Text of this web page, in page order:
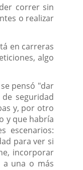
correr sin
o realizar
en carreras
algo
pensó "dar
seguridad
y, por otro
y que habría
escenarios:
para ver si
incorporar
a una o más